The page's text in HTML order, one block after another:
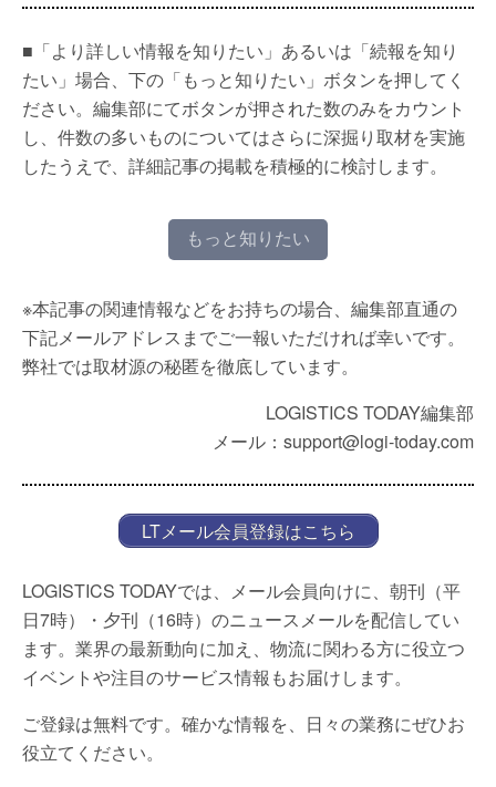
■「より詳しい情報を知りたい」あるいは「続報を知り
たい」場合、下の「もっと知りたい」ボタンを押してく
ださい。編集部にてボタンが押された数のみをカウント
し、件数の多いものについてはさらに深掘り取材を実施
したうえで、詳細記事の掲載を積極的に検討します。
もっと知りたい
※本記事の関連情報などをお持ちの場合、編集部直通の
下記メールアドレスまでご一報いただければ幸いです。
弊社では取材源の秘匿を徹底しています。
LOGISTICS TODAY編集部
メール：support@logi-today.com
LTメール会員登録はこちら
LOGISTICS TODAYでは、メール会員向けに、朝刊（平
日7時）・夕刊（16時）のニュースメールを配信してい
ます。業界の最新動向に加え、物流に関わる方に役立つ
イベントや注目のサービス情報もお届けします。
ご登録は無料です。確かな情報を、日々の業務にぜひお
役立てください。